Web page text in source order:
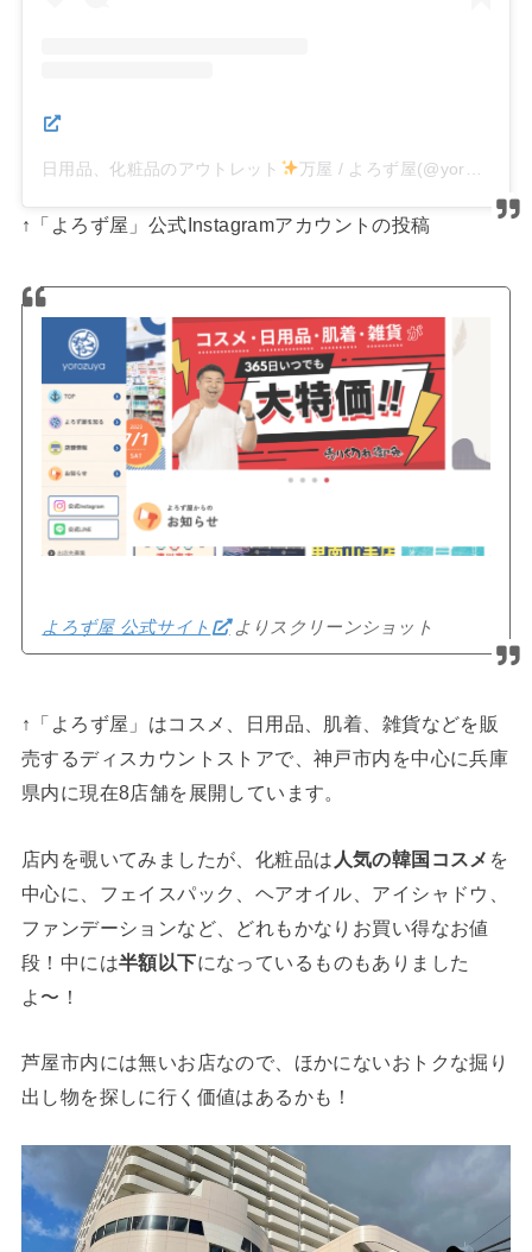
日用品、化粧品のアウトレット 万屋 / よろず屋(@yorozuya_koho)がシェアした投稿
↑「よろず屋」公式Instagramアカウントの投稿
よろず屋 公式サイト よりスクリーンショット
↑「よろず屋」はコスメ、日用品、肌着、雑貨などを販
売するディスカウントストアで、神戸市内を中心に兵庫
県内に現在8店舗を展開しています。
店内を覗いてみましたが、化粧品は 人気の韓国コスメ を
中心に、フェイスパック、ヘアオイル、アイシャドウ、
ファンデーションなど、どれもかなりお買い得なお値
段！中には半額以下になっているものもありました
よ〜！
芦屋市内には無いお店なので、ほかにないおトクな掘り
出し物を探しに行く価値はあるかも！